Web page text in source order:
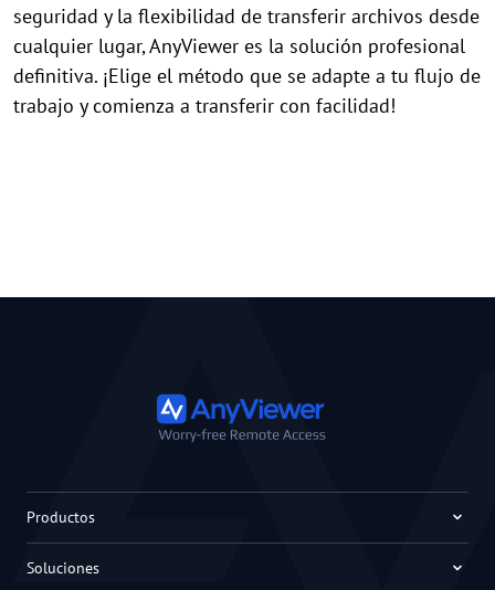
seguridad y la flexibilidad de transferir archivos desde
cualquier lugar, AnyViewer es la solución profesional
definitiva. ¡Elige el método que se adapte a tu flujo de
trabajo y comienza a transferir con facilidad!
Productos
Soluciones